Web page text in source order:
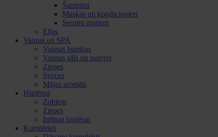
Šampūni
Maskas un kondicionieri
Serumi matiem
Eļļas
Vannai un SPA
Vannas bumbas
Vannas sāls un pulveri
Ziepes
Sveces
Mājas aromāti
Higiēnai
Zobiem
Ziepes
Intīmai higiēnai
Komplekti